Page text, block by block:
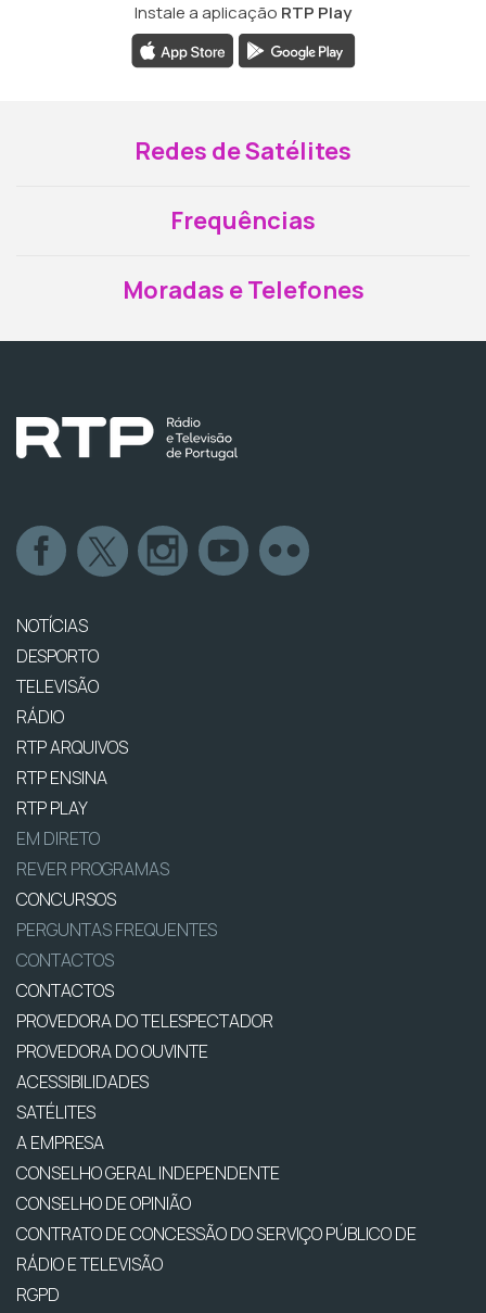
Instale a aplicação RTP Play
Redes de Satélites
Frequências
Moradas e Telefones
NOTÍCIAS
DESPORTO
TELEVISÃO
RÁDIO
RTP ARQUIVOS
RTP ENSINA
RTP PLAY
EM DIRETO
REVER PROGRAMAS
CONCURSOS
PERGUNTAS FREQUENTES
CONTACTOS
CONTACTOS
PROVEDORA DO TELESPECTADOR
PROVEDORA DO OUVINTE
ACESSIBILIDADES
SATÉLITES
A EMPRESA
CONSELHO GERAL INDEPENDENTE
CONSELHO DE OPINIÃO
CONTRATO DE CONCESSÃO DO SERVIÇO PÚBLICO DE
RÁDIO E TELEVISÃO
RGPD